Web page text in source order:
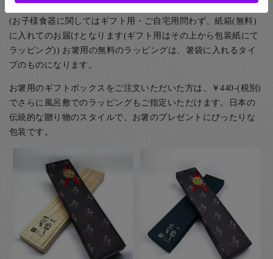
ります。
(お子様食器に関してはギフト用・ご自宅用問わず、紙箱(無料)
に入れてのお届けとなります(ギフト用はその上から包装紙にて
ラッピング)) お箸用の無料のラッピングは、箸袋に入れるタイ
プのものになります。
お箸用のギフトボックスをご注文いただいた方は、￥440-(税別)
でさらに風呂敷でのラッピングもご指定いただけます。日本の
伝統的な贈り物のスタイルで、お箸のプレゼントにぴったりな
包装です。